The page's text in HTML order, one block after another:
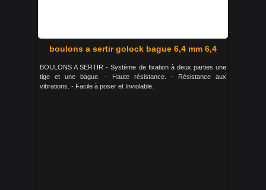
boulons a sertir golock bague 6,4 mm 6,4
BOULONS A SERTIR - Système de fixation à deux parties une
tige et une bague. - Haute résistance. - Résistance aux
vibrations. - Facile à poser et Inviolable.